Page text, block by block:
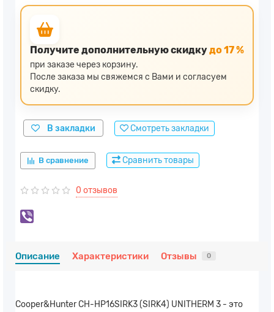
Получите дополнительную скидкудо 17 %
при заказе через корзину.
После заказа мы свяжемся с Вами и согласуем
скидку.
В закладки Смотреть закладки
В сравнение Сравнить товары
0 отзывов
Описание Характеристики Отзывы 0
Cooper&Hunter CH-HP16SIRK3 (SIRK4) UNITHERM 3 - это